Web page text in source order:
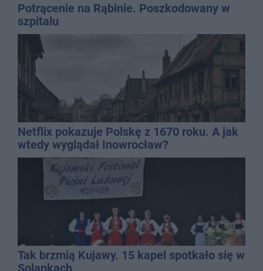
Potrącenie na Rąbinie. Poszkodowany w
szpitalu
Netflix pokazuje Polskę z 1670 roku. A jak
wtedy wyglądał Inowrocław?
Tak brzmią Kujawy. 15 kapel spotkało się w
Solankach